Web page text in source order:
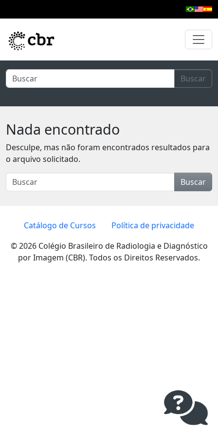
Buscar
Nada encontrado
Desculpe, mas não foram encontrados resultados para
o arquivo solicitado.
Buscar
Catálogo de Cursos
Política de privacidade
© 2026 Colégio Brasileiro de Radiologia e Diagnóstico
por Imagem (CBR). Todos os Direitos Reservados.